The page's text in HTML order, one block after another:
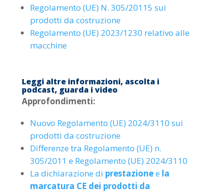
Regolamento (UE) N. 305/20115 sui
prodotti da costruzione
Regolamento (UE) 2023/1230 relativo alle
macchine
Leggi altre informazioni, ascolta i
podcast, guarda i video
Approfondimenti:
Nuovo Regolamento (UE) 2024/3110 sui
prodotti da costruzione
Differenze tra Regolamento (UE) n.
305/2011 e Regolamento (UE) 2024/3110
La dichiarazione di prestazionee la
marcatura CE dei prodotti da